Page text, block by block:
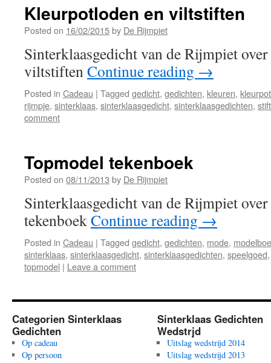
Kleurpotloden en viltstiften
Posted on 16/02/2015by De Rijmpiet
Sinterklaasgedicht van de Rijmpiet
viltstiftenContinue reading →
Posted in Cadeau | Tagged gedicht, gedichten, kleuren,
rijmpje, sinterklaas, sinterklaasgedicht, sinterklaasgedichten,
comment
Topmodel tekenboek
Posted on 08/11/2013 by De Rijmpiet
Sinterklaasgedicht van de Rijmpiet
tekenboekContinue reading →
Posted in Cadeau | Tagged gedicht, gedichten, mode,
sinterklaas, sinterklaasgedicht, sinterklaasgedichten, speelgoed
topmodel | Leave a comment
Categorien Sinterklaas
Gedichten
Op cadeau
Op persoon
Sinterklaas Gedichten
Wedstrjd
Uitslag wedstrijd 2014
Uitslag wedstrijd 2013